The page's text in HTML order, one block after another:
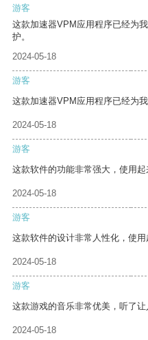
游客
这款加速器VPM应用程序已经为
护。
2024-05-18
游客
这款加速器VPM应用程序已经为
2024-05-18
游客
这款软件的功能非常强大，使用起
2024-05-18
游客
这款软件的设计非常人性化，使用
2024-05-18
游客
这款游戏的音乐非常优美，听了让
2024-05-18